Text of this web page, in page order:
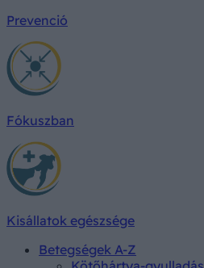
Prevenció
Fókuszban
Kisállatok egészsége
Betegségek A-Z